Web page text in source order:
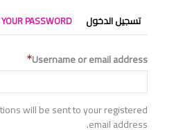
التبويبات
الأساسية
تسجيل الدخول PASSWORD
Username or email address
will be sent to your registered
email address.